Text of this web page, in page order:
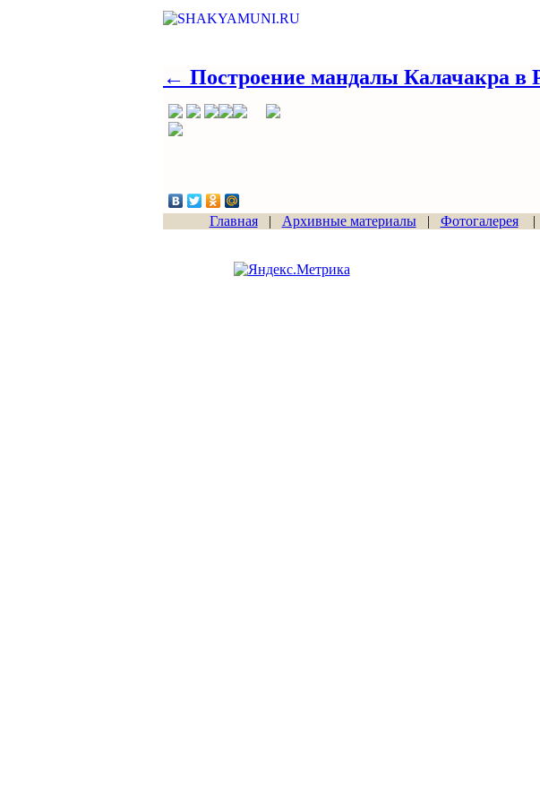
← Построение мандалы Калачакра в
Главная| Архивные материалы| Фотогалерея|